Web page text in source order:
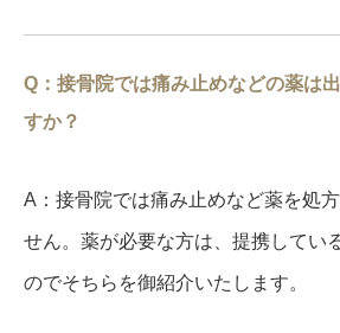
Q：接骨院では痛み止めなどの薬は
すか？
A：接骨院では痛み止めなど薬を処
せん。薬が必要な方は、提携してい
のでそちらを御紹介いたします。